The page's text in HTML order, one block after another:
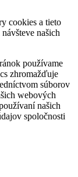
cookies a tieto
našich
používame
zhromažďuje
súborov
webových
našich
spoločnosti